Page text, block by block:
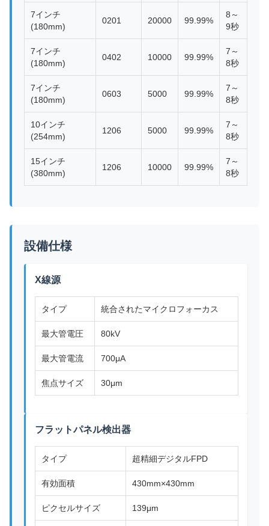
7インチ
(180mm)
0201 20000 99.99%
8～
9秒
7インチ
(180mm)
0402 10000 99.99%
7～
8秒
7インチ
(180mm)
0603 5000 99.99%
7～
8秒
10インチ
(254mm)
1206 5000 99.99%
7～
8秒
15インチ
(380mm)
1206 10000 99.99%
7～
8秒
設備仕様
X線源
タイプ 統合されたマイクロフォーカス
最大管電圧 80kV
最大管電流 700μA
焦点サイズ 30μm
フラットパネル検出器
タイプ 超精細デジタルFPD
有効面積 430mm×430mm
ピクセルサイズ 139μm